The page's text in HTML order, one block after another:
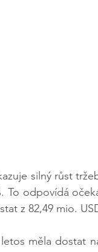
silný růst
To odpovídá
z 82,49 mio.
měla dostat